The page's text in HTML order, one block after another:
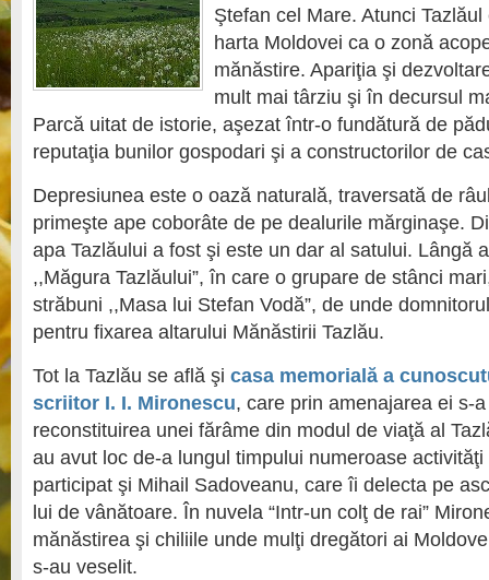
Ştefan cel Mare. Atunci
harta Moldovei ca o zonă
mănăstire. Apariţia şi
mult mai târziu şi în decursul
Parcă uitat de istorie, aşezat într-o fundătură de
reputaţia bunilor gospodari şi a constructorilor de
Depresiunea este o oază naturală, traversată de
primeşte ape coborâte de pe dealurile mărginaşe.
apa Tazlăului a fost şi este un dar al satului. Lângă
,,Măgura Tazlăului”, în care o grupare de stânci
străbuni ,,Masa lui Stefan Vodă”, de unde
pentru fixarea altarului Mănăstirii Tazlău.
Tot la Tazlău se află şi casa memorială a
scriitor I. I. Mironescu, care prin amenajarea ei s-
reconstituirea unei fărâme din modul de viaţă al
au avut loc de-a lungul timpului numeroase
participat şi Mihail Sadoveanu, care îi delecta pe
lui de vânătoare. În nuvela “Intr-un colţ de rai”
mănăstirea şi chiliile unde mulţi dregători ai
s-au veselit.